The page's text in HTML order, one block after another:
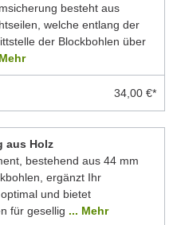
besteht aus
welche entlang der
der Blockbohlen über
34,00 €*
aus Holz
bestehend aus 44 mm
ergänzt Ihr
und bietet
für gesellig ... Mehr